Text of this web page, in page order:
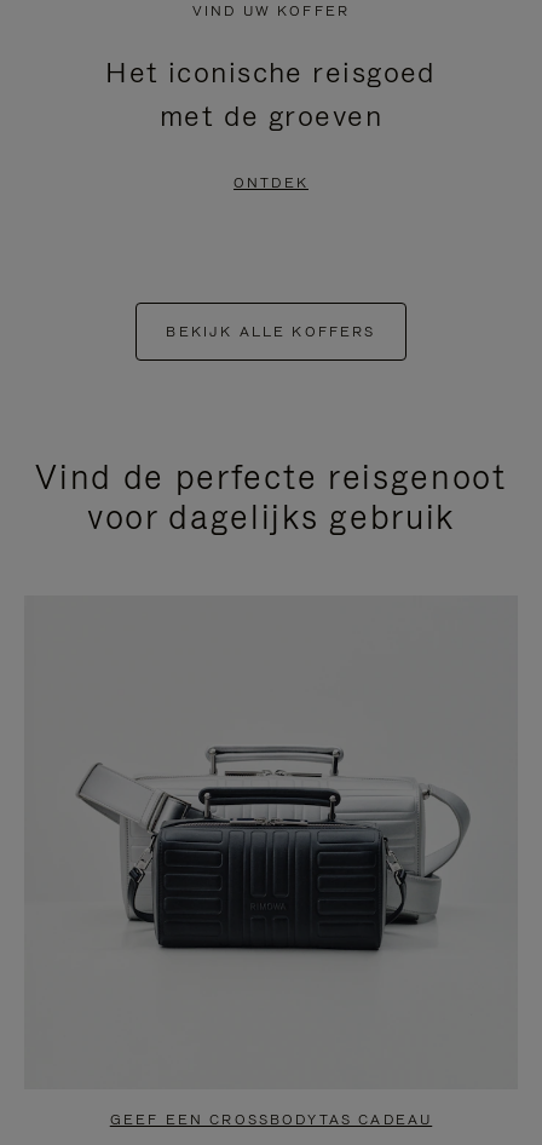
VIND UW KOFFER
Het iconische reisgoed
met de groeven
ONTDEK
BEKIJK ALLE KOFFERS
Vind de perfecte reisgenoot
voor dagelijks gebruik
GEEF EEN CROSSBODYTAS CADEAU